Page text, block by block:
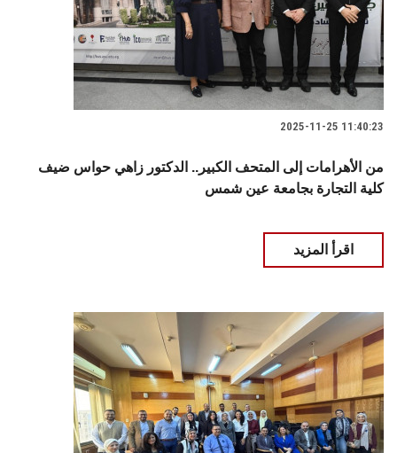
2025-11-25 11:40:23
من الأهرامات إلى المتحف الكبير.. الدكتور زاهي حواس ضيف
كلية التجارة بجامعة عين شمس
اقرأ المزيد